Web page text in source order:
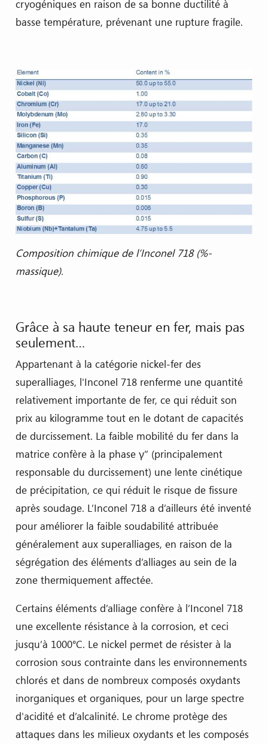
cryogéniques en raison de sa bonne ductilité à
basse température, prévenant une rupture fragile.
Composition chimique de l’Inconel 718 (%-
massique).
Grâce à sa haute teneur en fer, mais pas
seulement…
Appartenant à la catégorie nickel-fer des
superalliages, l'Inconel 718 renferme une quantité
relativement importante de fer, ce qui réduit son
prix au kilogramme tout en le dotant de capacités
de durcissement. La faible mobilité du fer dans la
matrice confère à la phase γ’’ (principalement
responsable du durcissement) une lente cinétique
de précipitation, ce qui réduit le risque de fissure
après soudage. L’Inconel 718 a d’ailleurs été inventé
pour améliorer la faible soudabilité attribuée
généralement aux superalliages, en raison de la
ségrégation des éléments d’alliages au sein de la
zone thermiquement affectée.
Certains éléments d’alliage confère à l’Inconel 718
une excellente résistance à la corrosion, et ceci
jusqu’à 1000°C. Le nickel permet de résister à la
corrosion sous contrainte dans les environnements
chlorés et dans de nombreux composés oxydants
inorganiques et organiques, pour un large spectre
d'acidité et d’alcalinité. Le chrome protège des
attaques dans les milieux oxydants et les composés